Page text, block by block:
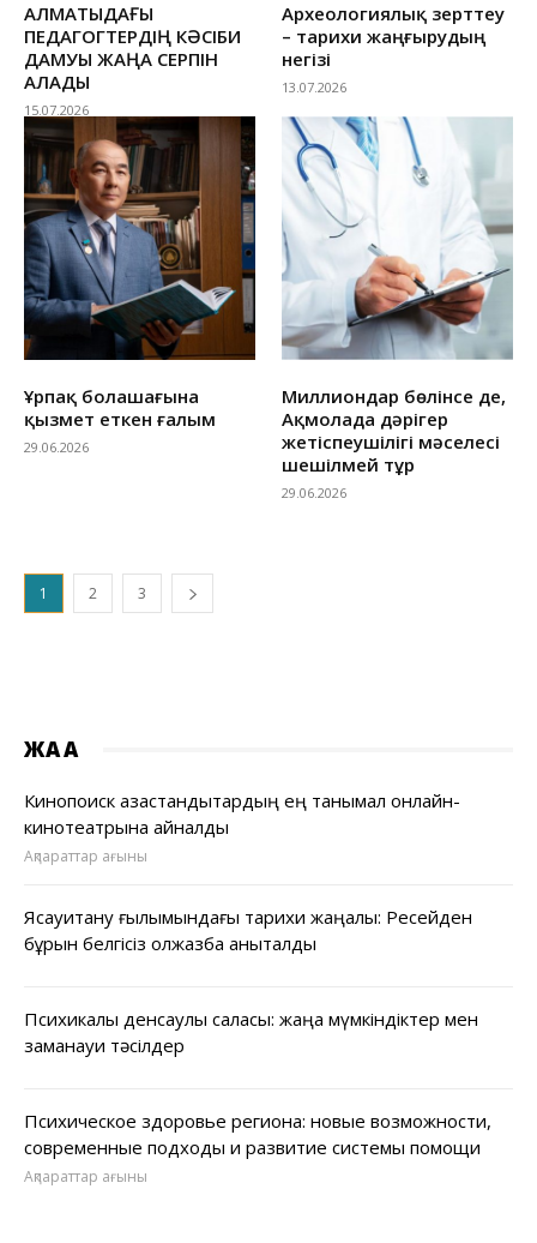
АЛМАТЫДАҒЫ
ПЕДАГОГТЕРДІҢ КӘСІБИ
ДАМУЫ ЖАҢА СЕРПІН
АЛАДЫ
15.07.2026
Археологиялық зерттеу
– тарихи жаңғырудың
негізі
13.07.2026
Ұрпақ болашағына
қызмет еткен ғалым
29.06.2026
Миллиондар бөлінсе де,
Ақмолада дәрігер
жетіспеушілігі мәселесі
шешілмей тұр
29.06.2026
1 2 3
ЖАҢА
Кинопоиск қазақстандықтардың ең танымал онлайн-
кинотеатрына айналды
Ақпараттар ағыны
Ясауитану ғылымындағы тарихи жаңалық: Ресейден
бұрын белгісіз қолжазба анықталды
Психикалық денсаулық саласы: жаңа мүмкіндіктер мен
заманауи тәсілдер
Психическое здоровье региона: новые возможности,
современные подходы и развитие системы помощи
Ақпараттар ағыны